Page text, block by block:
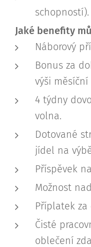
schopností).
Jaké benefity
Náborový
Bonus za
výši měsíční
4 týdny
volna.
Dotované
jídel na
Příspěvek
Možnost
Příplatek
Čisté
oblečení